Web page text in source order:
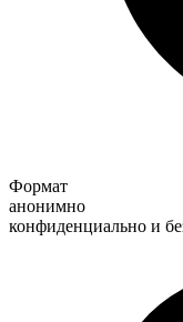
Формат
анонимно
конфиденциально и